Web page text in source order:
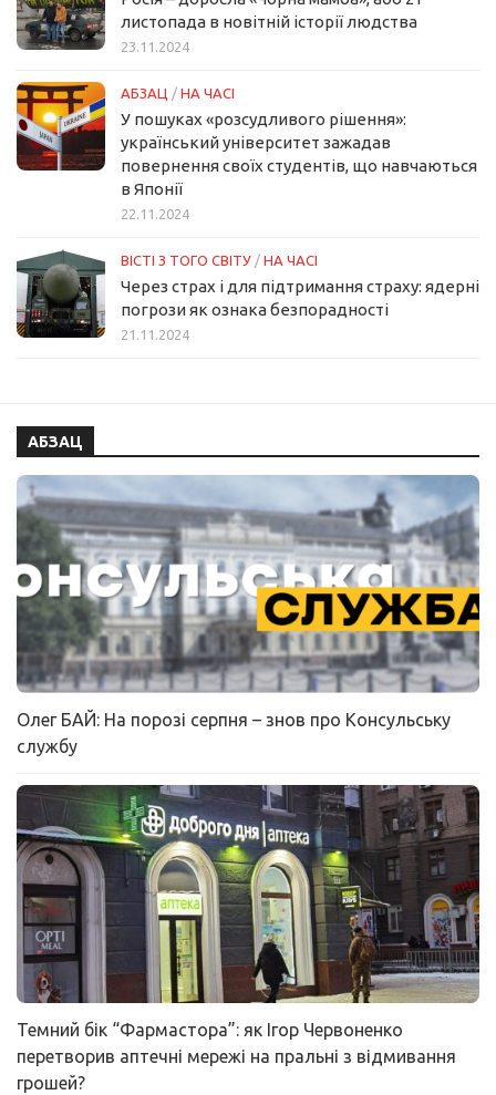
листопада в новітній історії людства
23.11.2024
АБЗАЦ / НА ЧАСІ
У пошуках «розсудливого рішення»:
український університет зажадав
повернення своїх студентів, що навчаються
в Японії
22.11.2024
ВІСТІ З ТОГО СВІТУ / НА ЧАСІ
Через страх і для підтримання страху: ядерні
погрози як ознака безпорадності
21.11.2024
АБЗАЦ
Олег БАЙ: На порозі серпня – знов про Консульську
службу
Темний бік “Фармастора”: як Ігор Червоненко
перетворив аптечні мережі на пральні з відмивання
грошей?